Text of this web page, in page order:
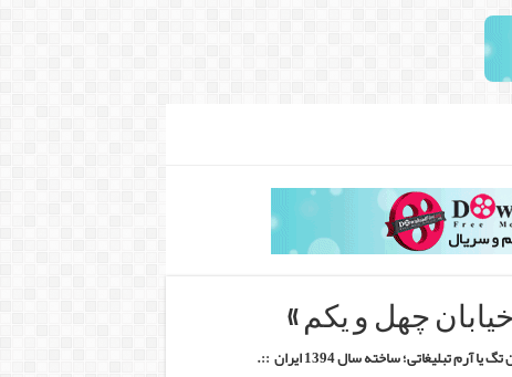
خیابان چهل و یکم »
یا آرم تبلیغاتی؛ ساخته سال 1394 ایران ::.